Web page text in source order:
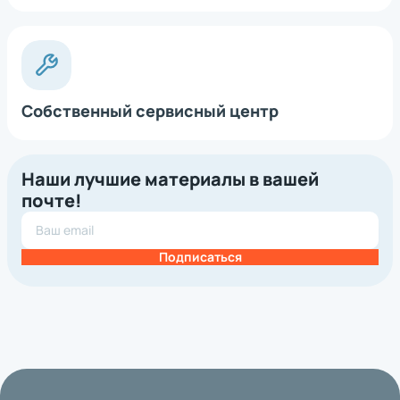
Собственный сервисный центр
Наши лучшие материалы в вашей
почте!
Подписаться